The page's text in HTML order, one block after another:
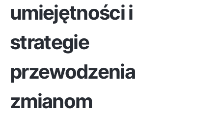
umiejętności i
strategie
przewodzenia
zmianom